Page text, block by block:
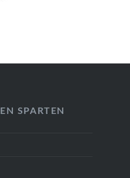
SPARTEN